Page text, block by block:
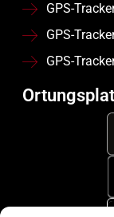
GPS-
GPS-
GPS-